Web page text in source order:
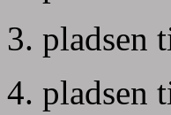
3. pladsen
4. pladsen